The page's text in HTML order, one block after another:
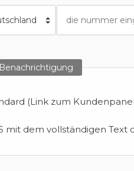
(Link zum
mit dem vollständigen